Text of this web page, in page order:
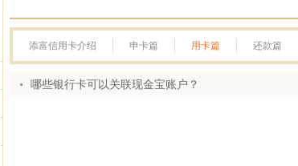
添富信用卡介绍 申卡篇 用卡篇 还款篇
哪些银行卡可以关联现金宝账户？